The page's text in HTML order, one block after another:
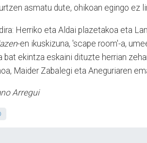
asmatu dute, ohikoan egingo ez
Herriko eta Aldai plazetakoa eta
-en ikuskizuna, 'scape room'-a,
bat ekintza eskaini dituzte herrian
Maider Zabalegi eta Aneguriaren
Arregui